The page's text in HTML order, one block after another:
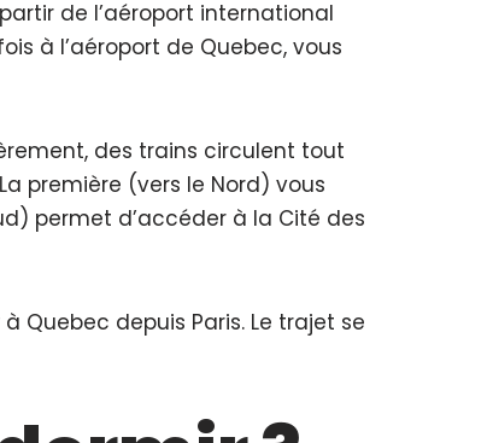
de l’aéroport international
à l’aéroport de Quebec, vous
des trains circulent tout
première (vers le Nord) vous
permet d’accéder à la Cité des
Quebec depuis Paris. Le trajet se